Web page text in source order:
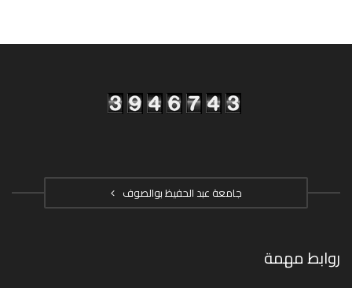
جامعة عبد الحفيظ بوالصوف
روابط مهمة